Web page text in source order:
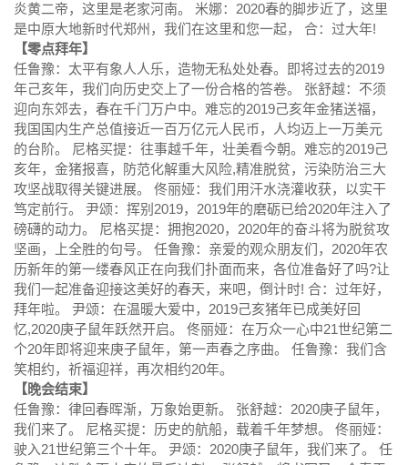
炎黄二帝，这里是老家河南。 米娜：2020春的脚步近了，这里
是中原大地新时代郑州，我们在这里和您一起， 合：过大年!
【零点拜年】
任鲁豫：太平有象人人乐，造物无私处处春。即将过去的2019
年己亥年，我们向历史交上了一份合格的答卷。 张舒越：不须
迎向东郊去，春在千门万户中。难忘的2019己亥年金猪送福，
我国国内生产总值接近一百万亿元人民币，人均迈上一万美元
的台阶。 尼格买提：往事越千年，壮美看今朝。难忘的2019己
亥年，金猪报喜，防范化解重大风险,精准脱贫，污染防治三大
攻坚战取得关键进展。 佟丽娅：我们用汗水浇灌收获，以实干
笃定前行。 尹颂：挥别2019，2019年的磨砺已给2020年注入了
磅礴的动力。 尼格买提：拥抱2020，2020年的奋斗将为脱贫攻
坚画，上全胜的句号。 任鲁豫：亲爱的观众朋友们，2020年农
历新年的第一缕春风正在向我们扑面而来，各位准备好了吗?让
我们一起准备迎接这美好的春天，来吧，倒计时! 合：过年好，
拜年啦。 尹颂：在温暖大爱中，2019己亥猪年已成美好回
忆,2020庚子鼠年跃然开启。 佟丽娅：在万众一心中21世纪第二
个20年即将迎来庚子鼠年，第一声春之序曲。 任鲁豫：我们含
笑相约，祈福迎祥，再次相约20年。
【晚会结束】
任鲁豫：律回春晖渐，万象始更新。 张舒越：2020庚子鼠年，
我们来了。 尼格买提：历史的航船，载着千年梦想。 佟丽娅：
驶入21世纪第三个十年。 尹颂：2020庚子鼠年，我们来了。 任